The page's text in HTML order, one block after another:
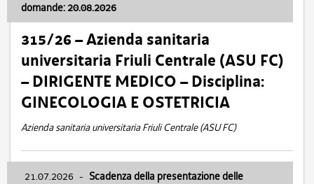
domande: 20.08.2026
315/26 – Azienda sanitaria
universitaria Friuli Centrale (ASU FC)
– DIRIGENTE MEDICO – Disciplina:
GINECOLOGIA E OSTETRICIA
Azienda sanitaria universitaria Friuli Centrale (ASU FC)
21.07.2026 - Scadenza della presentazione delle